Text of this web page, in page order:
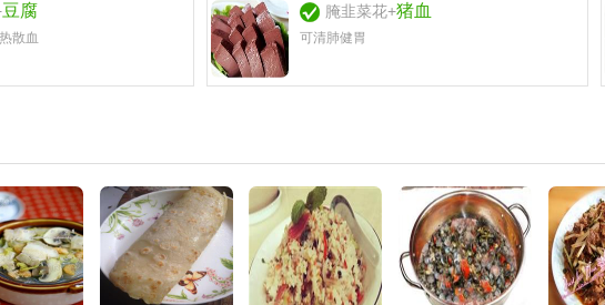
豆腐
散血
腌韭菜花+猪血
可清肺健胃